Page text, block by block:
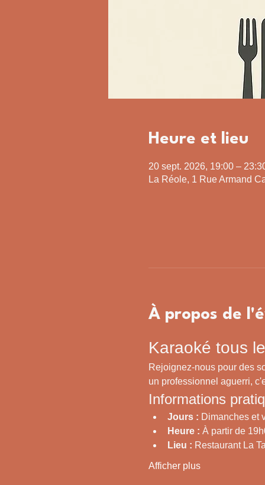
Heure et lieu
20 sept. 2026, 19:00 –
La Réole, 1 Rue Armand
À propos de
Karaoké tous
Rejoignez-nous pour des
un professionnel aguerri,
Informations
Jours : Dimanches et
Heure : À partir de
Lieu : Restaurant La
Afficher plus